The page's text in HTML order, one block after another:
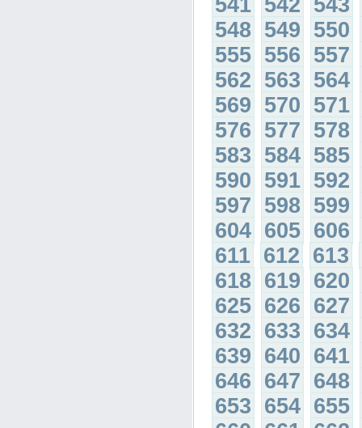
541 542 543
548 549 550
555 556 557
562 563 564
569 570 571
576 577 578
583 584 585
590 591 592
597 598 599
604 605 606
611 612 613
618 619 620
625 626 627
632 633 634
639 640 641
646 647 648
653 654 655